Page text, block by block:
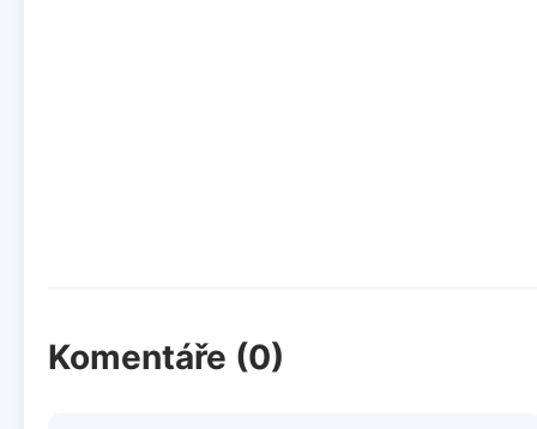
Komentáře (0)